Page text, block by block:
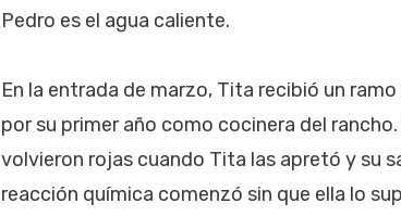
Pedro es el agua caliente.
En la entrada de marzo, Tita recibió un
por su primer año como cocinera del
volvieron rojas cuando Tita las apretó y su
reacción química comenzó sin que ella lo